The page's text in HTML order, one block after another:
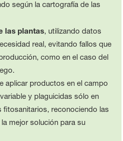
según la cartografía de las
las plantas, utilizando datos
real, evitando fallos que
como en el caso del
aplicar productos en el campo
y plaguicidas sólo en
fitosanitarios, reconociendo las
mejor solución para su